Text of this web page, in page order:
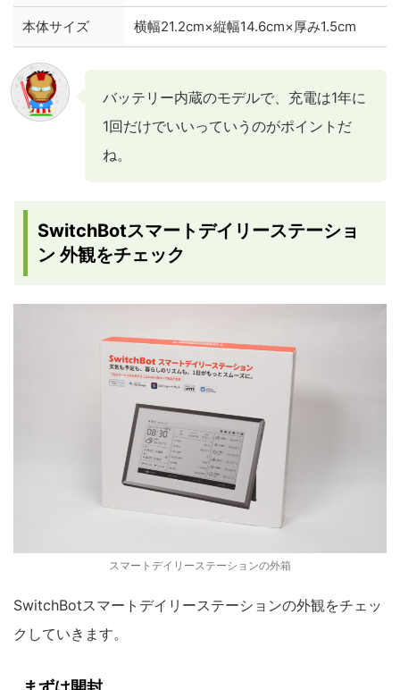
本体サイズ 横幅21.2cm×縦幅14.6cm×厚み1.5cm
バッテリー内蔵のモデルで、充電は1年に
1回だけでいいっていうのがポイントだ
ね。
SwitchBotスマートデイリーステーショ
ン 外観をチェック
スマートデイリーステーションの外箱
SwitchBotスマートデイリーステーションの外観をチェッ
クしていきます。